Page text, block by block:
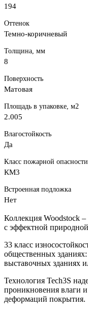
194
Оттенок
Темно-коричневый
Толщина, мм
8
Поверхность
Матовая
Площадь в упаковке, м2
2.005
Влагостойкость
Да
Класс пожарной опасности
КМ3
Встроенная подложка
Нет
Коллекция Woodstock –
с эффектной
33 класс
общественных
выставочных зданиях
Технология Tech3S
проникновения влаги
деформаций покрытия.